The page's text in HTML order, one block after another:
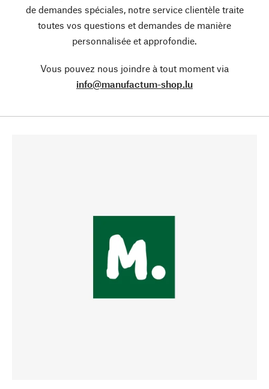
de demandes spéciales, notre service clientèle traite
toutes vos questions et demandes de manière
personnalisée et approfondie.
Vous pouvez nous joindre à tout moment via
info@manufactum-shop.lu